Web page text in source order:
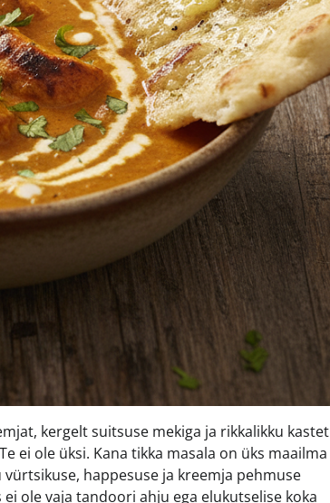
kergelt suitsuse mekiga ja rikkalikku kastet
ei ole üksi. Kana tikka masala on üks maailma
happesuse ja kreemja pehmuse
ole vaja tandoori ahju ega elukutselise koka